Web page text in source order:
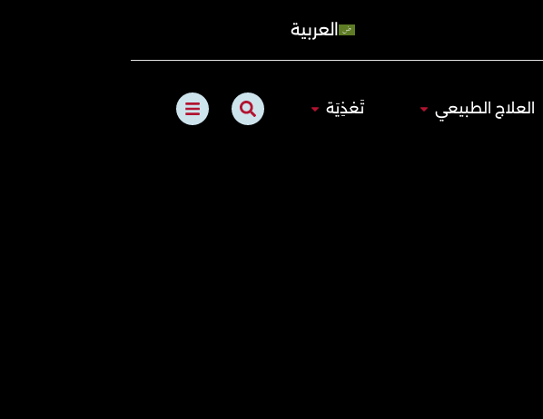
العربية
العلاج الطبيعي Open العلاج الطبيعي تَغذِيَة Open تَغذِيَة
S
e
B
a